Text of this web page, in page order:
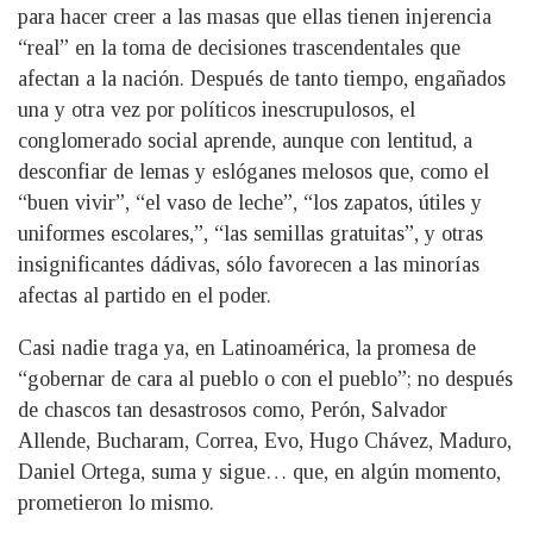
para hacer creer a las masas que ellas tienen injerencia
“real” en la toma de decisiones trascendentales que
afectan a la nación. Después de tanto tiempo, engañados
una y otra vez por políticos inescrupulosos, el
conglomerado social aprende, aunque con lentitud, a
desconfiar de lemas y eslóganes melosos que, como el
“buen vivir”, “el vaso de leche”, “los zapatos, útiles y
uniformes escolares,”, “las semillas gratuitas”, y otras
insignificantes dádivas, sólo favorecen a las minorías
afectas al partido en el poder.
Casi nadie traga ya, en Latinoamérica, la promesa de
“gobernar de cara al pueblo o con el pueblo”; no después
de chascos tan desastrosos como, Perón, Salvador
Allende, Bucharam, Correa, Evo, Hugo Chávez, Maduro,
Daniel Ortega, suma y sigue… que, en algún momento,
prometieron lo mismo.